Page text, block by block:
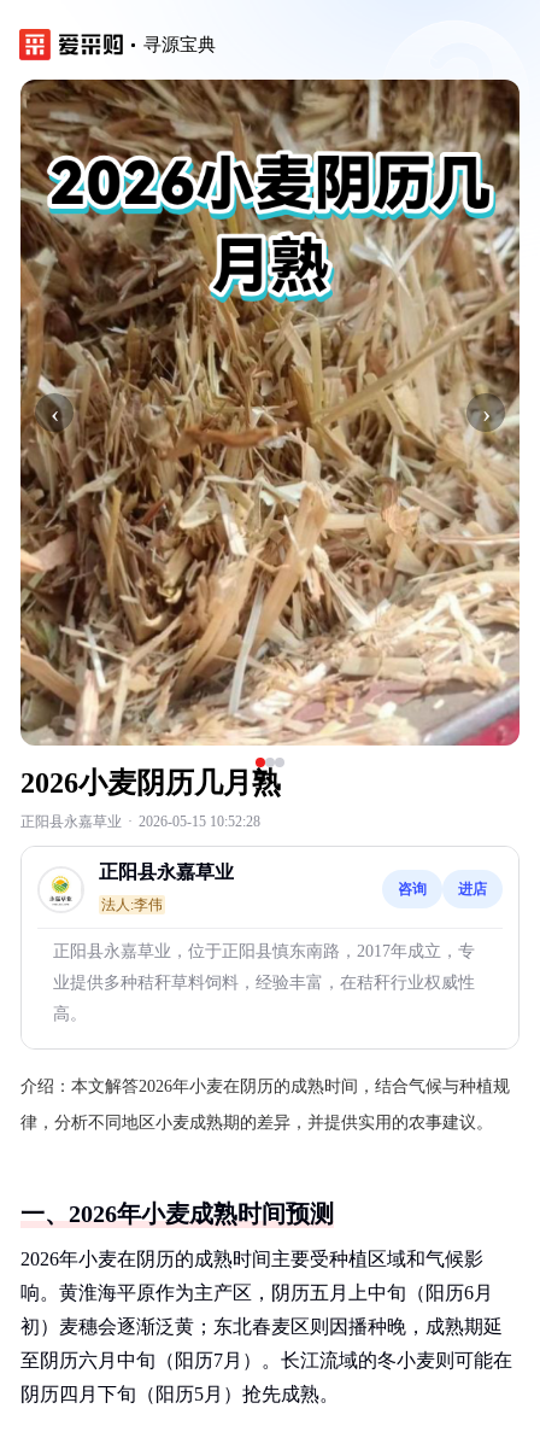
寻源宝典
‹ ›
2026小麦阴历几月熟
正阳县永嘉草业 · 2026-05-15 10:52:28
正阳县永嘉草业
法人:李伟
咨询 进店
正阳县永嘉草业，位于正阳县慎东南路，2017年成立，专
业提供多种秸秆草料饲料，经验丰富，在秸秆行业权威性
高。
介绍： 本文解答2026年小麦在阴历的成熟时间，结合气候与种植规
律，分析不同地区小麦成熟期的差异，并提供实用的农事建议。
一、2026年小麦成熟时间预测
2026年小麦在阴历的成熟时间主要受种植区域和气候影
响。黄淮海平原作为主产区，阴历五月上中旬（阳历6月
初）麦穗会逐渐泛黄；东北春麦区则因播种晚，成熟期延
至阴历六月中旬（阳历7月）。长江流域的冬小麦则可能在
阴历四月下旬（阳历5月）抢先成熟。